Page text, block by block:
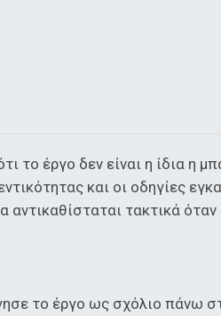
το έργο δεν είναι η ίδια η
και οι οδηγίες
τακτικά όταν
το έργο ως σχόλιο πάνω